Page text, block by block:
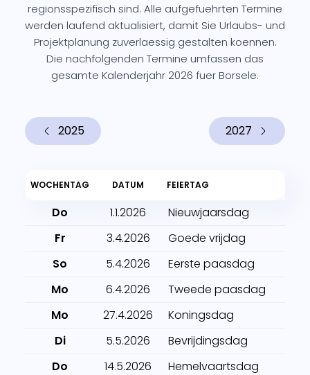
regionsspezifisch sind. Alle aufgefuehrten Termine
werden laufend aktualisiert, damit Sie Urlaubs- und
Projektplanung zuverlaessig gestalten koennen.
Die nachfolgenden Termine umfassen das
gesamte Kalenderjahr 2026 fuer Borsele.
2025 2027
WOCHENTAG DATUM FEIERTAG
Do 1.1.2026
Nieuwjaarsdag
Fr
3.4.2026
Goede vrijdag
So
5.4.2026
Eerste paasdag
Mo
6.4.2026
Tweede paasdag
Mo
27.4.2026
Koningsdag
Di
5.5.2026
Bevrijdingsdag
Do
14.5.2026
Hemelvaartsdag